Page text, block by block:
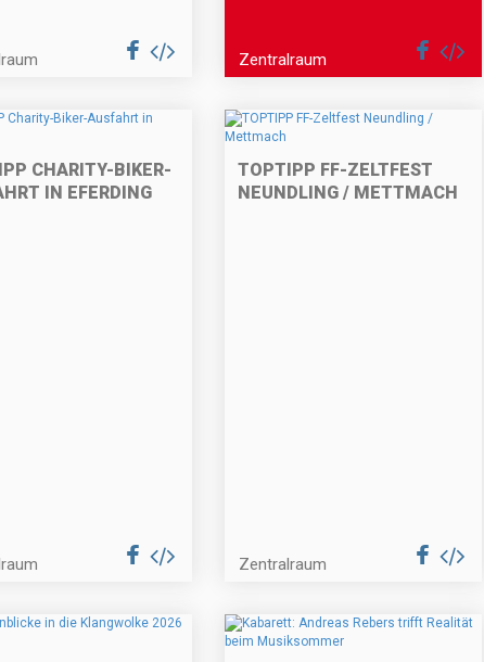
Zentralraum
CHARITY-BIKER-
IN EFERDING
TOPTIPP FF-ZELTFEST
NEUNDLING / METTMACH
Zentralraum